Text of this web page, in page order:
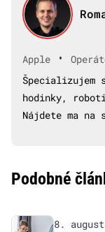
Apple •
Špecializujem
hodinky,
Nájdete ma na
Podobné
8.